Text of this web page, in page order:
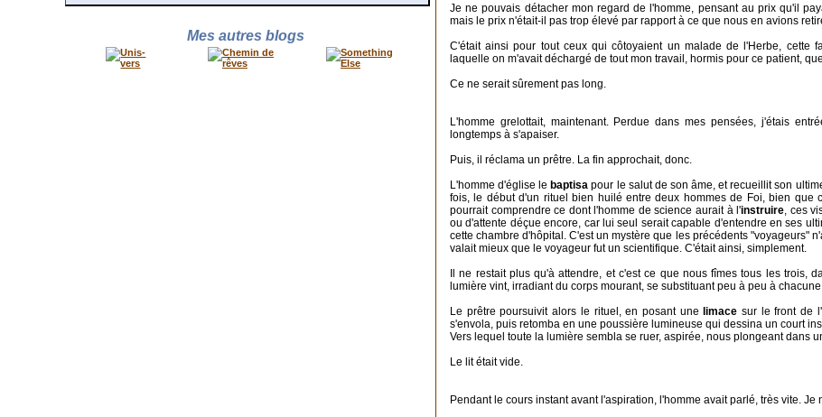
Mes autres blogs
Je ne pouvais détacher mon regard de l'homme, pensant au prix qu'il
mais le prix n'était-il pas trop élevé par rapport à ce que nous en avions
C'était ainsi pour tout ceux qui côtoyaient un malade de l'Herbe, cette
laquelle on m'avait déchargé de tout mon travail, hormis pour ce patient,
Ce ne serait sûrement pas long.
L'homme grelottait, maintenant. Perdue dans mes pensées, j'étais
longtemps à s'apaiser.
Puis, il réclama un prêtre. La fin approchait, donc.
L'homme d'église lebaptisa pour le salut de son âme, et recueillit son
fois, le début d'un rituel bien huilé entre deux hommes de Foi, bien
pourrait comprendre ce dont l'homme de science aurait à l'instruire , ces
ou d'attente déçue encore, car lui seul serait capable d'entendre en ses
cette chambre d'hôpital. C'est un mystère que les précédents "voyageurs"
valait mieux que le voyageur fut un scientifique. C'était ainsi, simplement.
Il ne restait plus qu'à attendre, et c'est ce que nous fîmes tous les trois,
lumière vint, irradiant du corps mourant, se substituant peu à peu à
Le prêtre poursuivit alors le rituel, en posant unelimace sur le front de
s'envola, puis retomba en une poussière lumineuse qui dessina un court
Vers lequel toute la lumière sembla se ruer, aspirée, nous plongeant dans
Le lit était vide.
Pendant le cours instant avant l'aspiration, l'homme avait parlé, très vite.